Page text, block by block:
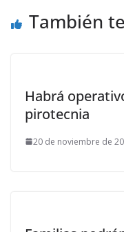
También
Habrá
pirotecnia
20 de noviembre de